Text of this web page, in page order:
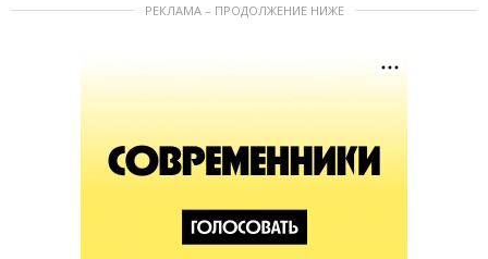
РЕКЛАМА – ПРОДОЛЖЕНИЕ НИЖЕ